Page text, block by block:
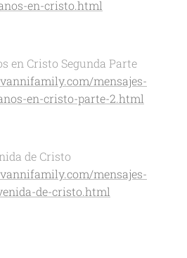
en-cristo.html
en Cristo Segunda Parte
mensajes-
en-cristo-parte-2.html
de Cristo
mensajes-
de-cristo.html